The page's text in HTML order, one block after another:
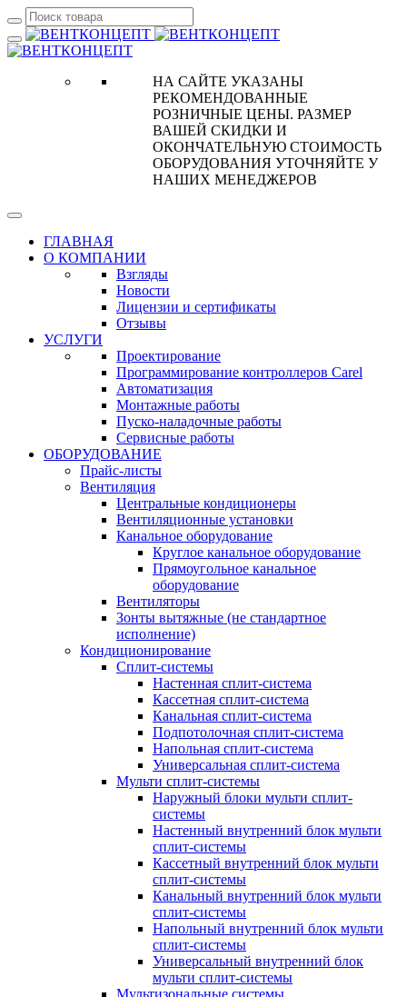
НА САЙТЕ УКАЗАНЫ
РЕКОМЕНДОВАННЫЕ
РОЗНИЧНЫЕ ЦЕНЫ. РАЗМЕР
ВАШЕЙ СКИДКИ И
ОКОНЧАТЕЛЬНУЮ СТОИМОСТЬ
ОБОРУДОВАНИЯ УТОЧНЯЙТЕ У
НАШИХ МЕНЕДЖЕРОВ
ГЛАВНАЯ
О КОМПАНИИ
Взгляды
Новости
Лицензии и сертификаты
Отзывы
УСЛУГИ
Проектирование
Программирование контроллеров Carel
Автоматизация
Монтажные работы
Пуско-наладочные работы
Сервисные работы
ОБОРУДОВАНИЕ
Прайс-листы
Вентиляция
Центральные кондиционеры
Вентиляционные установки
Канальное оборудование
Круглое канальное оборудование
Прямоугольное канальное
оборудование
Вентиляторы
Зонты вытяжные (не стандартное
исполнение)
Кондиционирование
Сплит-системы
Настенная сплит-система
Кассетная сплит-система
Канальная сплит-система
Подпотолочная сплит-система
Напольная сплит-система
Универсальная сплит-система
Мульти сплит-системы
Наружный блоки мульти сплит-
системы
Настенный внутренний блок мульти
сплит-системы
Кассетный внутренний блок мульти
сплит-системы
Канальный внутренний блок мульти
сплит-системы
Напольный внутренний блок мульти
сплит-системы
Универсальный внутренний блок
мульти сплит-системы
Мультизональные системы